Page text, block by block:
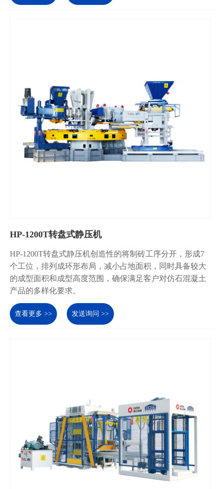
HP-1200T转盘式静压机
HP-1200T转盘式静压机创造性的将制砖工序分开，形成7
个工位，排列成环形布局，减小占地面积，同时具备较大
的成型面积和成型高度范围，确保满足客户对仿石混凝土
产品的多样化要求。
查看更多 >> 发送询问 >>